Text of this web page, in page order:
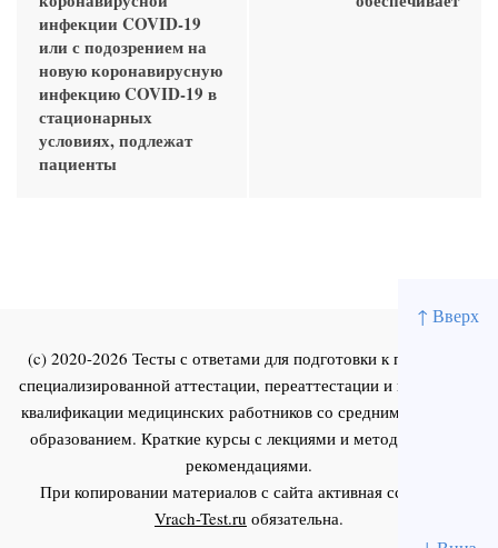
↑ Вверх
инфекции COVID-19
или с подозрением на
новую коронавирусную
инфекцию COVID-19 в
стационарных
условиях, подлежат
пациенты
(c) 2020-2026 Тесты с ответами для подготовки к первичной
специализированной аттестации, переаттестации и повышения
квалификации медицинских работников со средним и высшим
образованием. Краткие курсы с лекциями и методическими
рекомендациями.
При копировании материалов с сайта активная ссылка на
Vrach-Test.ru обязательна.